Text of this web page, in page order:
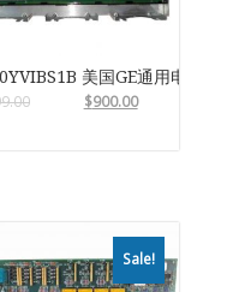
美国GE通用电气
$900.00
Sale!